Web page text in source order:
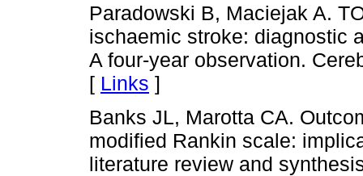
Paradowski B, Maciejak A.
ischaemic stroke: diagnostic
A four-year observation.
[ Links ]
Banks JL, Marotta CA.
modified Rankin scale:
literature review and